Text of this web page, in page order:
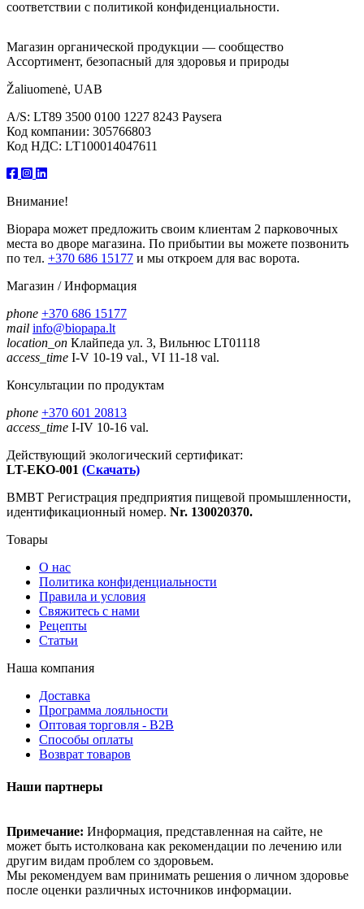
соответствии с политикой конфиденциальности.
Магазин органической продукции — сообщество
Ассортимент, безопасный для здоровья и природы
Žaliuomenė, UAB
A/S: LT89 3500 0100 1227 8243 Paysera
Код компании: 305766803
Код НДС: LT100014047611
Внимание!
Biopapa может предложить своим клиентам 2 парковочных
места во дворе магазина. По прибытии вы можете позвонить
по тел. +370 686 15177 и мы откроем для вас ворота.
Магазин / Информация
phone +370 686 15177
mail info@biopapa.lt
location_on Клайпеда ул. 3, Вильнюс LT01118
access_time I-V 10-19 val., VI 11-18 val.
Консультации по продуктам
phone +370 601 20813
access_time I-IV 10-16 val.
Действующий экологический сертификат:
LT-EKO-001 (Скачать)
ВМВТ Регистрация предприятия пищевой промышленности,
идентификационный номер. Nr. 130020370.
Товары
О нас
Политика конфиденциальности
Правила и условия
Свяжитесь с нами
Рецепты
Статьи
Наша компания
Доставка
Программа лояльности
Оптовая торговля - B2B
Способы оплаты
Возврат товаров
Наши партнеры
Примечание: Информация, представленная на сайте, не
может быть истолкована как рекомендации по лечению или
другим видам проблем со здоровьем.
Мы рекомендуем вам принимать решения о личном здоровье
после оценки различных источников информации.